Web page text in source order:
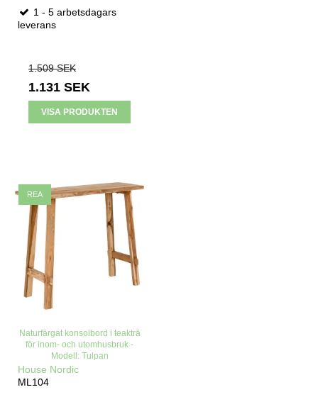
1 - 5 arbetsdagars
leverans
1.509 SEK
1.131 SEK
VISA PRODUKTEN
REA
Naturfärgat konsolbord i teakträ
för inom- och utomhusbruk -
Modell: Tulpan
House Nordic
ML104